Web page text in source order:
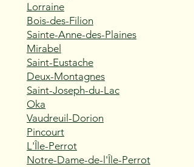
Lorraine
Bois-des-Filion
Sainte-Anne-des-Plaines
Mirabel
Saint-Eustache
Deux-Montagnes
Saint-Joseph-du-Lac
Oka
Vaudreuil-Dorion
Pincourt
L'Île-Perrot
Notre-Dame-de-l'Île-Perrot